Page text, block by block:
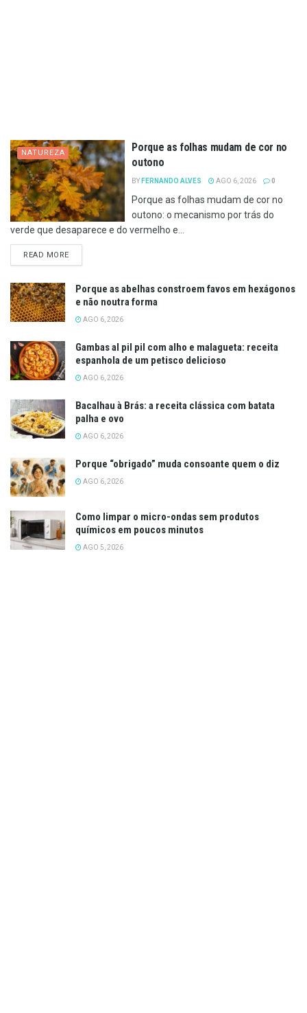
NATUREZA
Porque as folhas mudam de cor no
outono
BY FERNANDO ALVES AGO 6, 2026 0
Porque as folhas mudam de cor no
outono: o mecanismo por trás do
verde que desaparece e do vermelho e...
READ MOREDETAILS
Porque as abelhas constroem favos em hexágonos
e não noutra forma
AGO 6, 2026
Gambas al pil pil com alho e malagueta: receita
espanhola de um petisco delicioso
AGO 6, 2026
Bacalhau à Brás: a receita clássica com batata
palha e ovo
AGO 6, 2026
Porque “obrigado” muda consoante quem o diz
AGO 6, 2026
Como limpar o micro-ondas sem produtos
químicos em poucos minutos
AGO 5, 2026